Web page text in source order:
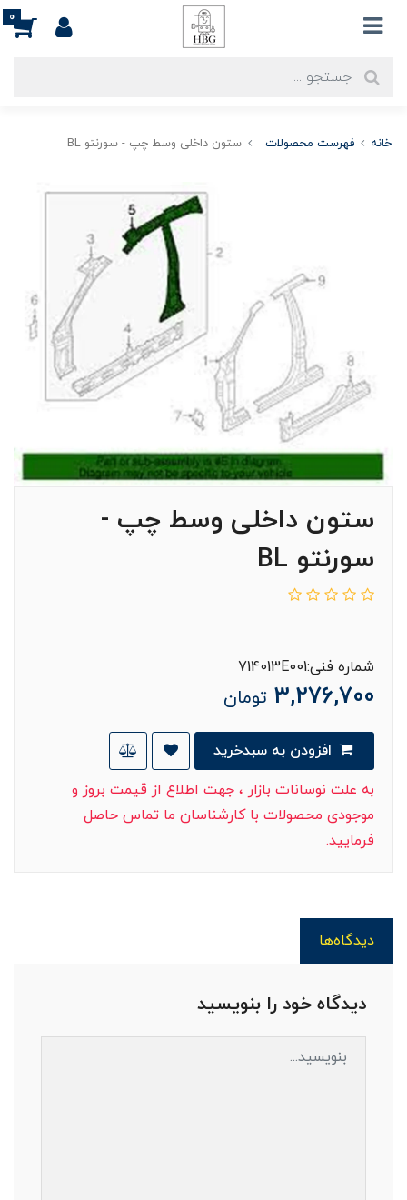
0
خانه فهرست محصولات ستون داخلی وسط چپ - سورنتو BL
ستون داخلی وسط چپ -
سورنتو BL
شماره فنی:714013E001
3,276,700 تومان
به علت نوسانات بازار ، جهت اطلاع از قیمت بروز و
موجودی محصولات با کارشناسان ما تماس حاصل
فرمایید.
دیدگاه‌ها
دیدگاه خود را بنویسید